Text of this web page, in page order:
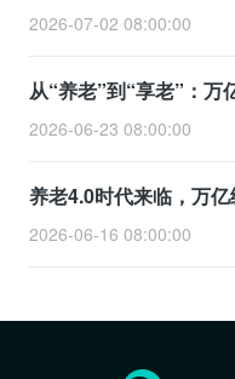
2026-07-02 08:00:00
从“养老”到“享老”：
2026-06-23 08:00:00
养老4.0时代来临，万
2026-06-16 08:00:00